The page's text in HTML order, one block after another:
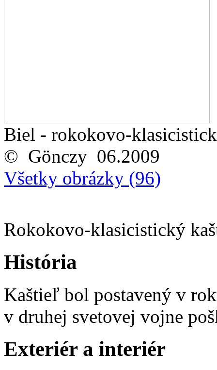
Biel - rokokovo-
© Gönczy 06.2009
Všetky obrázky (96)
Rokokovo-klasicistický
História
Kaštieľ bol postavený v
v druhej svetovej vojne
Exteriér a interiér